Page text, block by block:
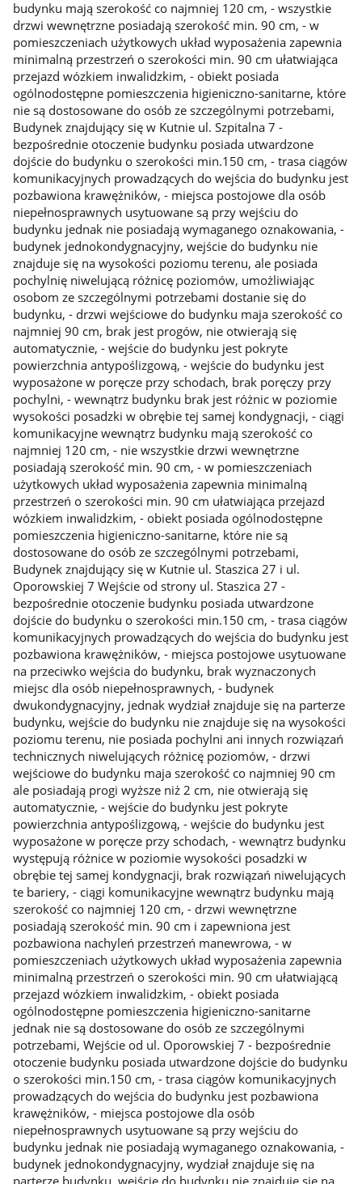
budynku mają szerokość co najmniej 120 cm, - wszystkie
drzwi wewnętrzne posiadają szerokość min. 90 cm, - w
pomieszczeniach użytkowych układ wyposażenia zapewnia
minimalną przestrzeń o szerokości min. 90 cm ułatwiająca
przejazd wózkiem inwalidzkim, - obiekt posiada
ogólnodostępne pomieszczenia higieniczno-sanitarne, które
nie są dostosowane do osób ze szczególnymi potrzebami,
Budynek znajdujący się w Kutnie ul. Szpitalna 7 -
bezpośrednie otoczenie budynku posiada utwardzone
dojście do budynku o szerokości min.150 cm, - trasa ciągów
komunikacyjnych prowadzących do wejścia do budynku jest
pozbawiona krawężników, - miejsca postojowe dla osób
niepełnosprawnych usytuowane są przy wejściu do
budynku jednak nie posiadają wymaganego oznakowania, -
budynek jednokondygnacyjny, wejście do budynku nie
znajduje się na wysokości poziomu terenu, ale posiada
pochylnię niwelującą różnicę poziomów, umożliwiając
osobom ze szczególnymi potrzebami dostanie się do
budynku, - drzwi wejściowe do budynku maja szerokość co
najmniej 90 cm, brak jest progów, nie otwierają się
automatycznie, - wejście do budynku jest pokryte
powierzchnia antypoślizgową, - wejście do budynku jest
wyposażone w poręcze przy schodach, brak poręczy przy
pochylni, - wewnątrz budynku brak jest różnic w poziomie
wysokości posadzki w obrębie tej samej kondygnacji, - ciągi
komunikacyjne wewnątrz budynku mają szerokość co
najmniej 120 cm, - nie wszystkie drzwi wewnętrzne
posiadają szerokość min. 90 cm, - w pomieszczeniach
użytkowych układ wyposażenia zapewnia minimalną
przestrzeń o szerokości min. 90 cm ułatwiająca przejazd
wózkiem inwalidzkim, - obiekt posiada ogólnodostępne
pomieszczenia higieniczno-sanitarne, które nie są
dostosowane do osób ze szczególnymi potrzebami,
Budynek znajdujący się w Kutnie ul. Staszica 27 i ul.
Oporowskiej 7 Wejście od strony ul. Staszica 27 -
bezpośrednie otoczenie budynku posiada utwardzone
dojście do budynku o szerokości min.150 cm, - trasa ciągów
komunikacyjnych prowadzących do wejścia do budynku jest
pozbawiona krawężników, - miejsca postojowe usytuowane
na przeciwko wejścia do budynku, brak wyznaczonych
miejsc dla osób niepełnosprawnych, - budynek
dwukondygnacyjny, jednak wydział znajduje się na parterze
budynku, wejście do budynku nie znajduje się na wysokości
poziomu terenu, nie posiada pochylni ani innych rozwiązań
technicznych niwelujących różnicę poziomów, - drzwi
wejściowe do budynku maja szerokość co najmniej 90 cm
ale posiadają progi wyższe niż 2 cm, nie otwierają się
automatycznie, - wejście do budynku jest pokryte
powierzchnia antypoślizgową, - wejście do budynku jest
wyposażone w poręcze przy schodach, - wewnątrz budynku
występują różnice w poziomie wysokości posadzki w
obrębie tej samej kondygnacji, brak rozwiązań niwelujących
te bariery, - ciągi komunikacyjne wewnątrz budynku mają
szerokość co najmniej 120 cm, - drzwi wewnętrzne
posiadają szerokość min. 90 cm i zapewniona jest
pozbawiona nachyleń przestrzeń manewrowa, - w
pomieszczeniach użytkowych układ wyposażenia zapewnia
minimalną przestrzeń o szerokości min. 90 cm ułatwiającą
przejazd wózkiem inwalidzkim, - obiekt posiada
ogólnodostępne pomieszczenia higieniczno-sanitarne
jednak nie są dostosowane do osób ze szczególnymi
potrzebami, Wejście od ul. Oporowskiej 7 - bezpośrednie
otoczenie budynku posiada utwardzone dojście do budynku
o szerokości min.150 cm, - trasa ciągów komunikacyjnych
prowadzących do wejścia do budynku jest pozbawiona
krawężników, - miejsca postojowe dla osób
niepełnosprawnych usytuowane są przy wejściu do
budynku jednak nie posiadają wymaganego oznakowania, -
budynek jednokondygnacyjny, wydział znajduje się na
parterze budynku, wejście do budynku nie znajduje się na